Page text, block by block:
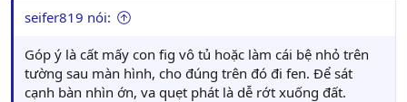
e
seifer819 nói:
Góp ý là cất mấy con fig vô tủ hoặc làm cái bệ nhỏ trên
tường sau màn hình, cho đúng trên đó đi fen. Để sát
cạnh bàn nhìn ớn, va quẹt phát là dễ rớt xuống đất.